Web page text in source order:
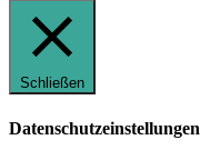
Schließen
Datenschutzeinstellungen